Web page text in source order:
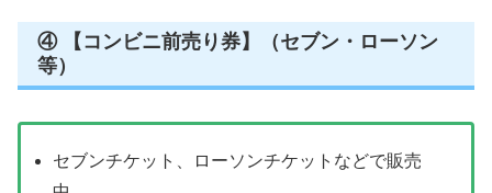
④ 【コンビニ前売り券】（セブン・ローソン
等）
セブンチケット、ローソンチケットなどで販売